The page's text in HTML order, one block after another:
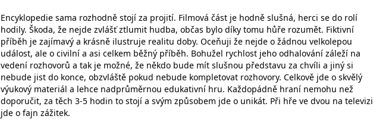
Encyklopedie sama rozhodně stojí za projití. Filmová část je hodně slušná, herci se do rolí
hodily. Škoda, že nejde zvlášť ztlumit hudba, občas bylo díky tomu hůře rozumět. Fiktivní
příběh je zajímavý a krásně ilustruje realitu doby. Oceňuji že nejde o žádnou velkolepou
událost, ale o civilní a asi celkem běžný příběh. Bohužel rychlost jeho odhalování záleží na
vedení rozhovorů a tak je možné, že někdo bude mít slušnou představu za chvíli a jiný si
nebude jist do konce, obzvláště pokud nebude kompletovat rozhovory. Celkově jde o skvělý
výukový materiál a lehce nadprůměrnou edukativní hru. Každopádně hraní nemohu než
doporučit, za těch 3-5 hodin to stojí a svým způsobem jde o unikát. Při hře ve dvou na televizi
jde o fajn zážitek.